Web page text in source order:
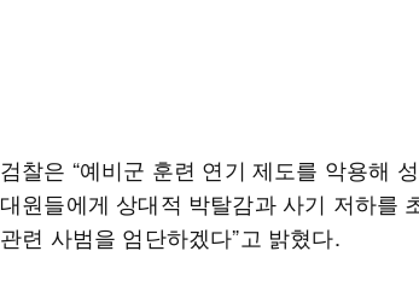
검찰은 “예비군 훈련 연기 제도를 악용해
대원들에게 상대적 박탈감과 사기 저하를
관련 사범을 엄단하겠다”고 밝혔다.